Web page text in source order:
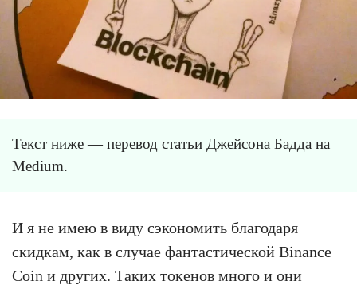
Текст ниже — перевод статьи Джейсона Бадда на
Medium.
И я не имею в виду сэкономить благодаря
скидкам, как в случае фантастической Binance
Coin и других. Таких токенов много и они